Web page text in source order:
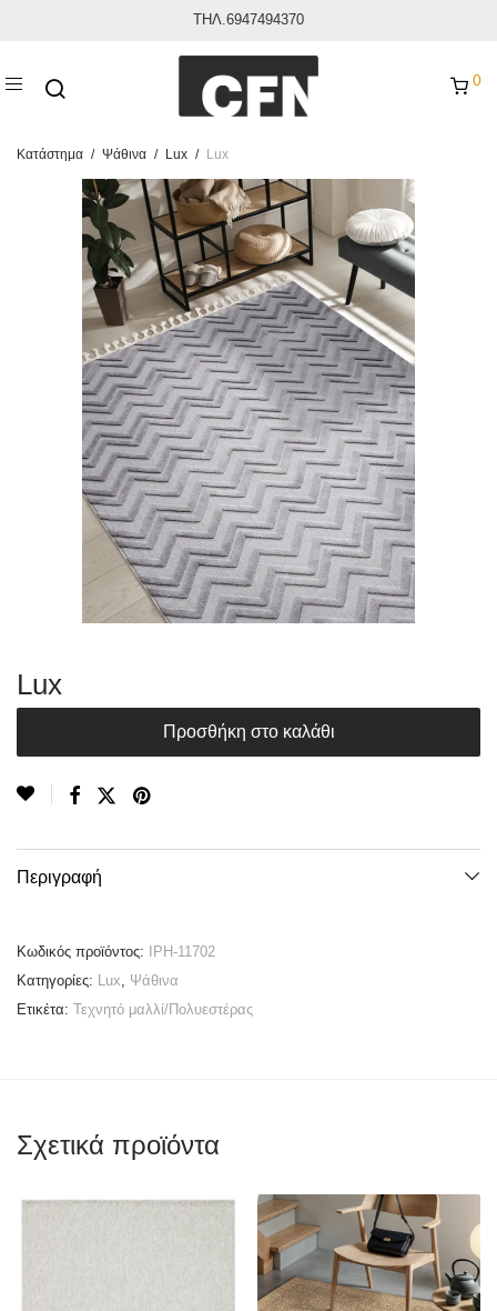
ΤΗΛ.6947494370
0
Κατάστημα / Ψάθινα / Lux / Lux
Lux
Προσθήκη στο καλάθι
Περιγραφή
Κωδικός προϊόντος:
IPH-11702
Κατηγορίες: Lux, Ψάθινα
Ετικέτα: Τεχνητό μαλλί/Πολυεστέρας
Σχετικά προϊόντα